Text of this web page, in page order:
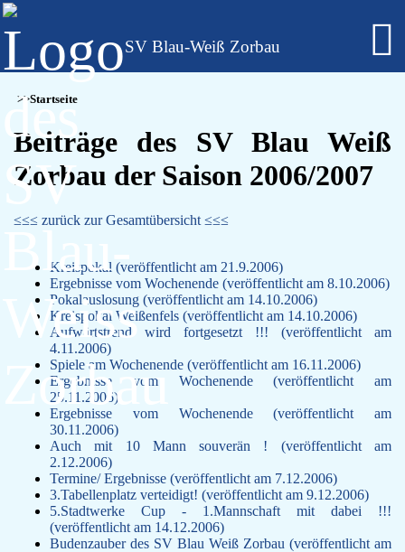
Alte Herren
Fußball - Frauen
Regionalklasse 4 - Sachsen-Anhalt
E/F-Juniorinnen
Fußball - Nachwuchs
A-Jugend
C-Jugend
D-Jugend
F-Jugend
Leichtathletik
Läufergruppe
Verein
Aktuelles
Spielstätte
SV Blau-Weiß Zorbau
Startseite
Beiträge des SV Blau Weiß
Zorbau der Saison 2006/2007
≤≤≤ zurück zur Gesamtübersicht ≤≤≤
Kreispokal (veröffentlicht am 21.9.2006)
Ergebnisse vom Wochenende (veröffentlicht am 8.10.2006)
Pokalauslosung (veröffentlicht am 14.10.2006)
Kreispokal Weißenfels (veröffentlicht am 14.10.2006)
Aufwärtstrend wird fortgesetzt !!! (veröffentlicht am
4.11.2006)
Spiele am Wochenende (veröffentlicht am 16.11.2006)
Ergebnisse vom Wochenende (veröffentlicht am
25.11.2006)
Ergebnisse vom Wochenende (veröffentlicht am
30.11.2006)
Auch mit 10 Mann souverän ! (veröffentlicht am
2.12.2006)
Termine/ Ergebnisse (veröffentlicht am 7.12.2006)
3.Tabellenplatz verteidigt! (veröffentlicht am 9.12.2006)
5.Stadtwerke Cup - 1.Mannschaft mit dabei !!!
(veröffentlicht am 14.12.2006)
Budenzauber des SV Blau Weiß Zorbau (veröffentlicht am